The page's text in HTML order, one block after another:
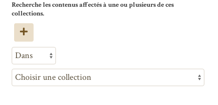
Recherche les contenus affectés à une ou plusieurs de ces
collections.